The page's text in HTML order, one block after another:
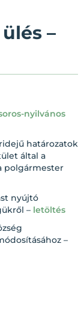
–
nyilvános
határozatok
által a
polgármester
nyújtó
– letöltés
–